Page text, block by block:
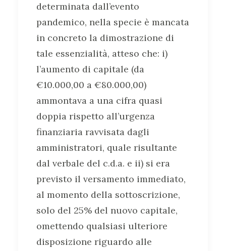
determinata dall’evento
pandemico, nella specie è mancata
in concreto la dimostrazione di
tale essenzialità, atteso che: i)
l’aumento di capitale (da
€10.000,00 a €80.000,00)
ammontava a una cifra quasi
doppia rispetto all’urgenza
finanziaria ravvisata dagli
amministratori, quale risultante
dal verbale del c.d.a. e ii) si era
previsto il versamento immediato,
al momento della sottoscrizione,
solo del 25% del nuovo capitale,
omettendo qualsiasi ulteriore
disposizione riguardo alle